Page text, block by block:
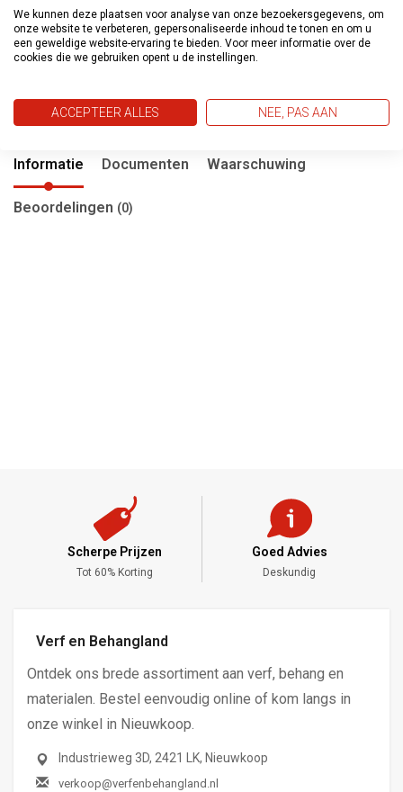
AS Creation
Metropolitan Stories
2 378575 / 37857-5
Informatie Documenten Waarschuwing
Beoordelingen (0)
Scherpe Prijzen
Tot 60% Korting
Goed Advies
Deskundig
Verf en Behangland
Ontdek ons brede assortiment aan verf, behang en
materialen. Bestel eenvoudig online of kom langs in
onze winkel in Nieuwkoop.
Industrieweg 3D, 2421 LK, Nieuwkoop
verkoop@verfenbehangland.nl
We kunnen deze plaatsen voor analyse van onze bezoekersgegevens, om
onze website te verbeteren, gepersonaliseerde inhoud te tonen en om u
een geweldige website-ervaring te bieden. Voor meer informatie over de
cookies die we gebruiken opent u de instellingen.
ACCEPTEER ALLES NEE, PAS AAN